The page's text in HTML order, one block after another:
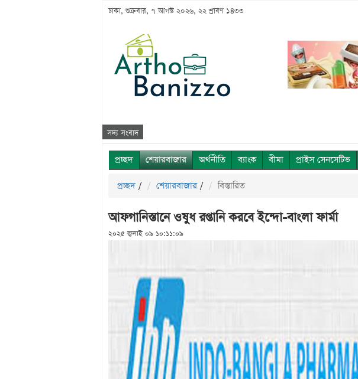
ঢাকা, শুক্রবার, ৭ আগস্ট ২০২৬, ২২ শ্রাবণ ১৪৩৩
সদ্য সংবাদ
প্রচ্ছদ শেয়ারবাজার অর্থনীতি ব্যাংক বীমা প্রাইস সেনসেটিভ
প্রচ্ছদ / শেয়ারবাজার / বিস্তারিত
আফগানিস্তানে ওষুধ রপ্তানি করবে ইন্দো-বাংলা ফার্মা
২০২৫ জুলাই ০৯ ১০:১১:০৯